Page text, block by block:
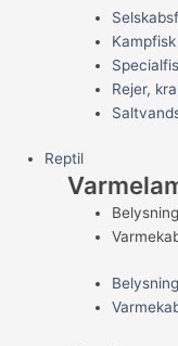
Kampfisk
Rejer,
Reptil
Belysning
Belysning